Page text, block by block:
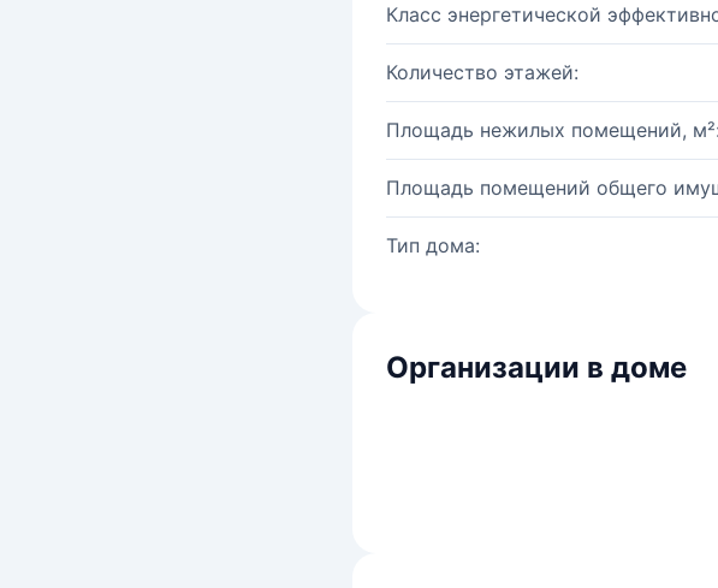
Класс энергетической
Количество этажей:
Площадь нежилых помещений, м²:
Площадь помещений общего
Тип дома:
Организации в доме